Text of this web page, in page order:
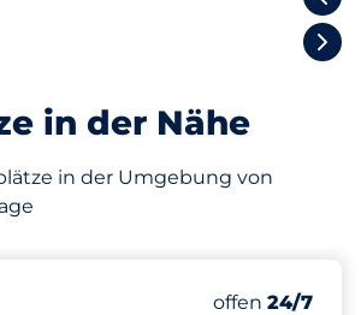
in der Nähe
in der Umgebung von
Anzahl der
Stellplätze
offen 24/7